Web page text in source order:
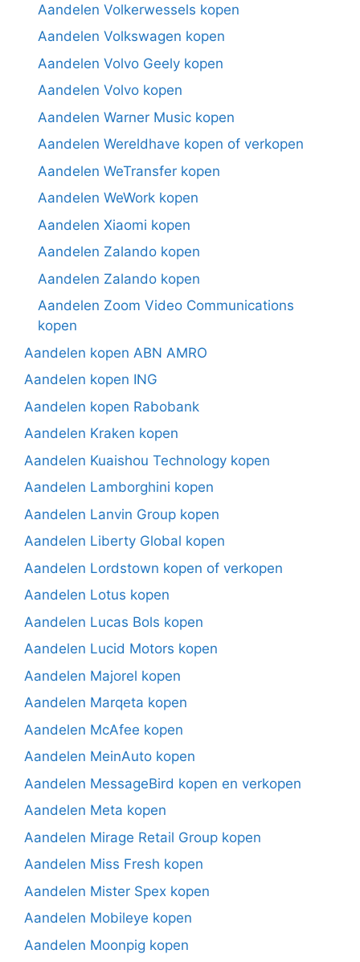
Aandelen Volkerwessels kopen
Aandelen Volkswagen kopen
Aandelen Volvo Geely kopen
Aandelen Volvo kopen
Aandelen Warner Music kopen
Aandelen Wereldhave kopen of verkopen
Aandelen WeTransfer kopen
Aandelen WeWork kopen
Aandelen Xiaomi kopen
Aandelen Zalando kopen
Aandelen Zalando kopen
Aandelen Zoom Video Communications
kopen
Aandelen kopen ABN AMRO
Aandelen kopen ING
Aandelen kopen Rabobank
Aandelen Kraken kopen
Aandelen Kuaishou Technology kopen
Aandelen Lamborghini kopen
Aandelen Lanvin Group kopen
Aandelen Liberty Global kopen
Aandelen Lordstown kopen of verkopen
Aandelen Lotus kopen
Aandelen Lucas Bols kopen
Aandelen Lucid Motors kopen
Aandelen Majorel kopen
Aandelen Marqeta kopen
Aandelen McAfee kopen
Aandelen MeinAuto kopen
Aandelen MessageBird kopen en verkopen
Aandelen Meta kopen
Aandelen Mirage Retail Group kopen
Aandelen Miss Fresh kopen
Aandelen Mister Spex kopen
Aandelen Mobileye kopen
Aandelen Moonpig kopen